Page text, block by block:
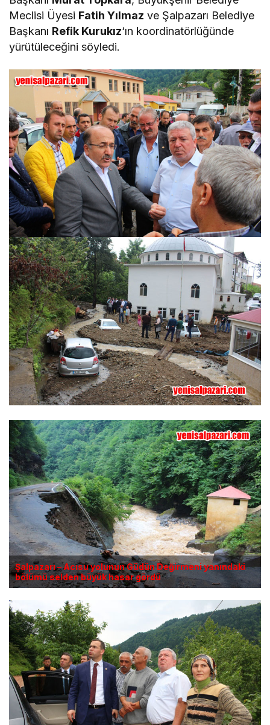
Meclisi Üyesi Fatih Yılmaz ve Şalpazarı Belediye
Başkanı Refik Kurukız‘ın koordinatörlüğünde
yürütüleceğini söyledi.
Şalpazarı – Acısu yolunun Güdün Değirmeni yanındaki
bölümü selden büyük hasar gördü